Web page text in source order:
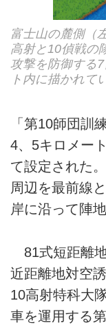
富士山の麓側（
高射と10偵戦の
攻撃を防御す
ト内に描かれて
「第10師団訓
4、5キロメー
て設定された
周辺を最前線
岸に沿って陣
81式短距離
近距離地対空
10高射特科大
車を運用する